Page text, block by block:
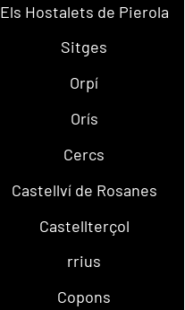
Els Hostalets de Pierola
Sitges
Orpí
Orís
Cercs
Castellví de Rosanes
Castellterçol
rrius
Copons